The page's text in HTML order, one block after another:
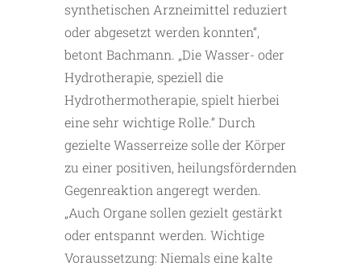
synthetischen Arzneimittel reduziert
oder abgesetzt werden konnten“,
betont Bachmann. „Die Wasser- oder
Hydrotherapie, speziell die
Hydrothermotherapie, spielt hierbei
eine sehr wichtige Rolle.“ Durch
gezielte Wasserreize solle der Körper
zu einer positiven, heilungsfördernden
Gegenreaktion angeregt werden.
„Auch Organe sollen gezielt gestärkt
oder entspannt werden. Wichtige
Voraussetzung: Niemals eine kalte